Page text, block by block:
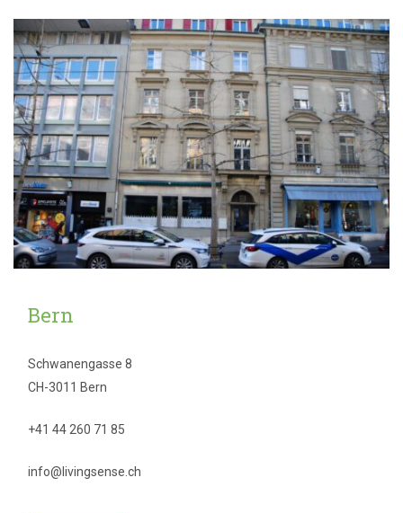
Bern
Schwanengasse 8
CH-3011 Bern
+41 44 260 71 85
info@livingsense.ch